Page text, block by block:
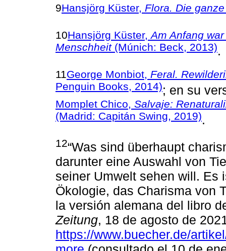
9Hansjörg Küster, Flora. Die
10Hansjörg Küster,Am Anfang
Menschheit(Múnich: Beck, 2013).
11George Monbiot, Feral.
Penguin Books, 2014); en su
Momplet Chico, Salvaje:
(Madrid: Capitán Swing, 2019).
12“Was sind überhaupt
darunter eine Auswahl von
seiner Umwelt sehen will. Es
Ökologie, das Charisma von
la versión alemana del libro
Zeitung, 18 de agosto de
https://www.buecher.de/